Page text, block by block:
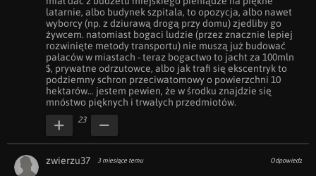
latarnie, albo budynek szpitala, to opozycja, albo nawet
wyborcy (np. z dziurawą drogą przy domu) zjedliby go
żywcem. natomiast bogaci ludzie (przez znacznie lepiej
rozwinięte metody transportu) nie muszą już budować
pałaców w miastach - teraz bogactwo to jacht za 100mln
$, prywatne odrzutowce, albo jak trafi się ekscentryk to
podziemny schron przeciwatomowy o powierzchni 10
hektarów... jestem pewien, że w środku znajdzie się
mnóstwo pięknych i trwałych przedmiotów.
23
zwierzu37 3 miesiące temu Odpowiedz